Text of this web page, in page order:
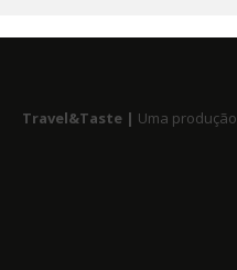
Travel&Taste | Uma produção